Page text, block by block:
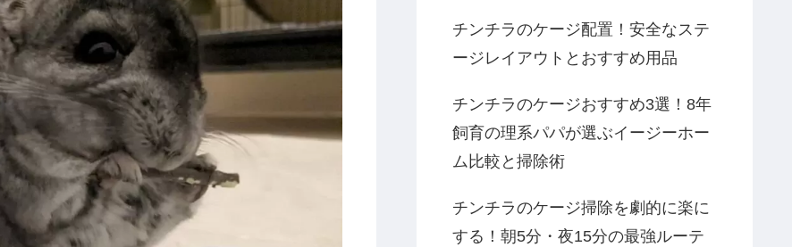
チンチラのケージ配置！安全なステ
ージレイアウトとおすすめ用品
チンチラのケージおすすめ3選！8年
飼育の理系パパが選ぶイージーホー
ム比較と掃除術
チンチラのケージ掃除を劇的に楽に
する！朝5分・夜15分の最強ルーテ